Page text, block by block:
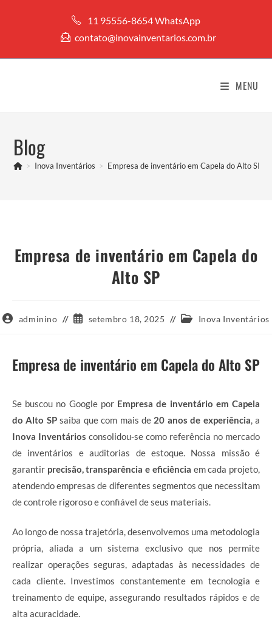
11 95556-8654 WhatsApp
contato@inovainventarios.com.br
MENU
Blog
> Inova Inventários > Empresa de inventário em Capela do Alto SP
Empresa de inventário em Capela do
Alto SP
Autoradminino
Postsetembro 18, 2025
Categoria
Inova Inventários
Empresa de inventário em Capela do Alto SP
Se buscou no Google por Empresa de inventário em Capela
do Alto SPsaiba que com mais de 20 anos de experiência , a
Inova Inventários consolidou-se como referência no mercado
de inventários e auditorias de estoque. Nossa missão é
garantir precisão, transparência e eficiência em cada projeto,
atendendo empresas de diferentes segmentos que necessitam
de controle rigoroso e confiável de seus materiais.
Ao longo de nossa trajetória, desenvolvemos uma metodologia
própria, aliada a um sistema exclusivo que nos permite
realizar operações seguras, adaptadas às necessidades de
cada cliente. Investimos constantemente em tecnologia e
treinamento de equipe, assegurando resultados rápidos e de
alta acuracidade.